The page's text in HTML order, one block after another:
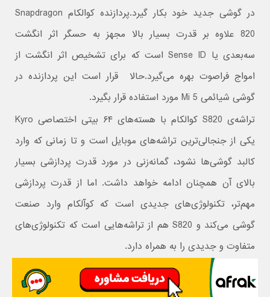
در گوشی جدید خود بکار گیرد.پردازنده کوالکام Snapdragon
820 علاوه بر قدرت بسیار بالا مجهز به حسگر اثر انگشت
سه‌بعدی یا Sense ID است که برای تشخیص اثر انگشت از
امواج فراصوت بهره می‌گیرد.حالا قرار است این پردازنده در
گوشی شیائمی Mi 5 مورد استفاده قرار بگیرد.
تراشه‌ی S820 کوالکام با هسته‌های ۶۴ بیتی اختصاصی Kyro
یکی از جنجالی‌ترین تراشه‌های موبایل است و تا زمانی که وارد
کالبد گوشی‌ها نشود، گمانه‌زنی در مورد قدرت پردازشی بسیار
بالای آن همچنان ادامه خواهد داشت. اما از قدرت پردازشی
مهم‌تر، تکنولوژی‌های جدیدی است که کوآلکام وارد صنعت
گوشی می‌کند و S820 هم از تراشه‌هایی است که تکنولوژی‌های
متفاوت و جدیدی را به همراه دارد.